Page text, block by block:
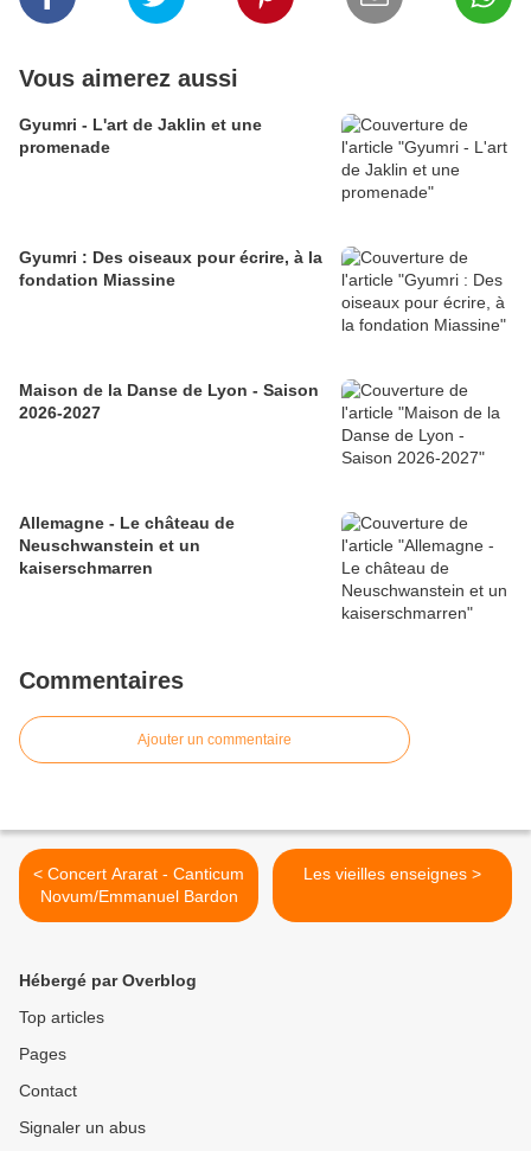
Vous aimerez aussi
Gyumri - L'art de Jaklin et une
promenade
Gyumri : Des oiseaux pour écrire, à la
fondation Miassine
Maison de la Danse de Lyon - Saison
2026-2027
Allemagne - Le château de
Neuschwanstein et un
kaiserschmarren
Commentaires
Ajouter un commentaire
< Concert Ararat - Canticum
Novum/Emmanuel Bardon
Les vieilles enseignes >
Hébergé par Overblog
Top articles
Pages
Contact
Signaler un abus